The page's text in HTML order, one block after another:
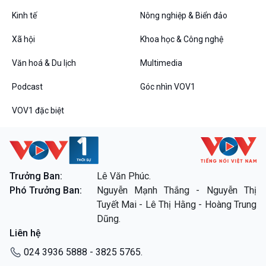
360 độ Sức khỏe
Tài nguyên và Môi trường
Chuyên gia của bạn
Xã hội chuyển động
Bước chân đến trường
Kết nối công nghệ
khí hậu
Văn hoá & Du lịch
Chát với người nổi tiếng
Câu chuyện Thể thao
Podcast
Góc nhìn VOV1
Bình luận
Kinh tế Nông nghiệp & Biển đảo
Xã hội Khoa học & Công nghệ
Văn hoá & Du lịch Multimedia
Podcast Góc nhìn VOV1
VOV1 đặc biệt
Trưởng Ban:
Lê Văn Phúc.
Phó Trưởng Ban:
Nguyễn Mạnh Thắng - Nguyễn Thị
Tuyết Mai - Lê Thị Hằng - Hoàng Trung
Dũng.
Liên hệ
024 3936 5888 - 3825 5765.